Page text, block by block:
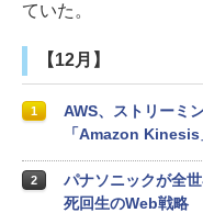
ていた。
【12月】
1
AWS、ストリーミ
「Amazon
2
パナソニックが全
死回生のWeb戦略